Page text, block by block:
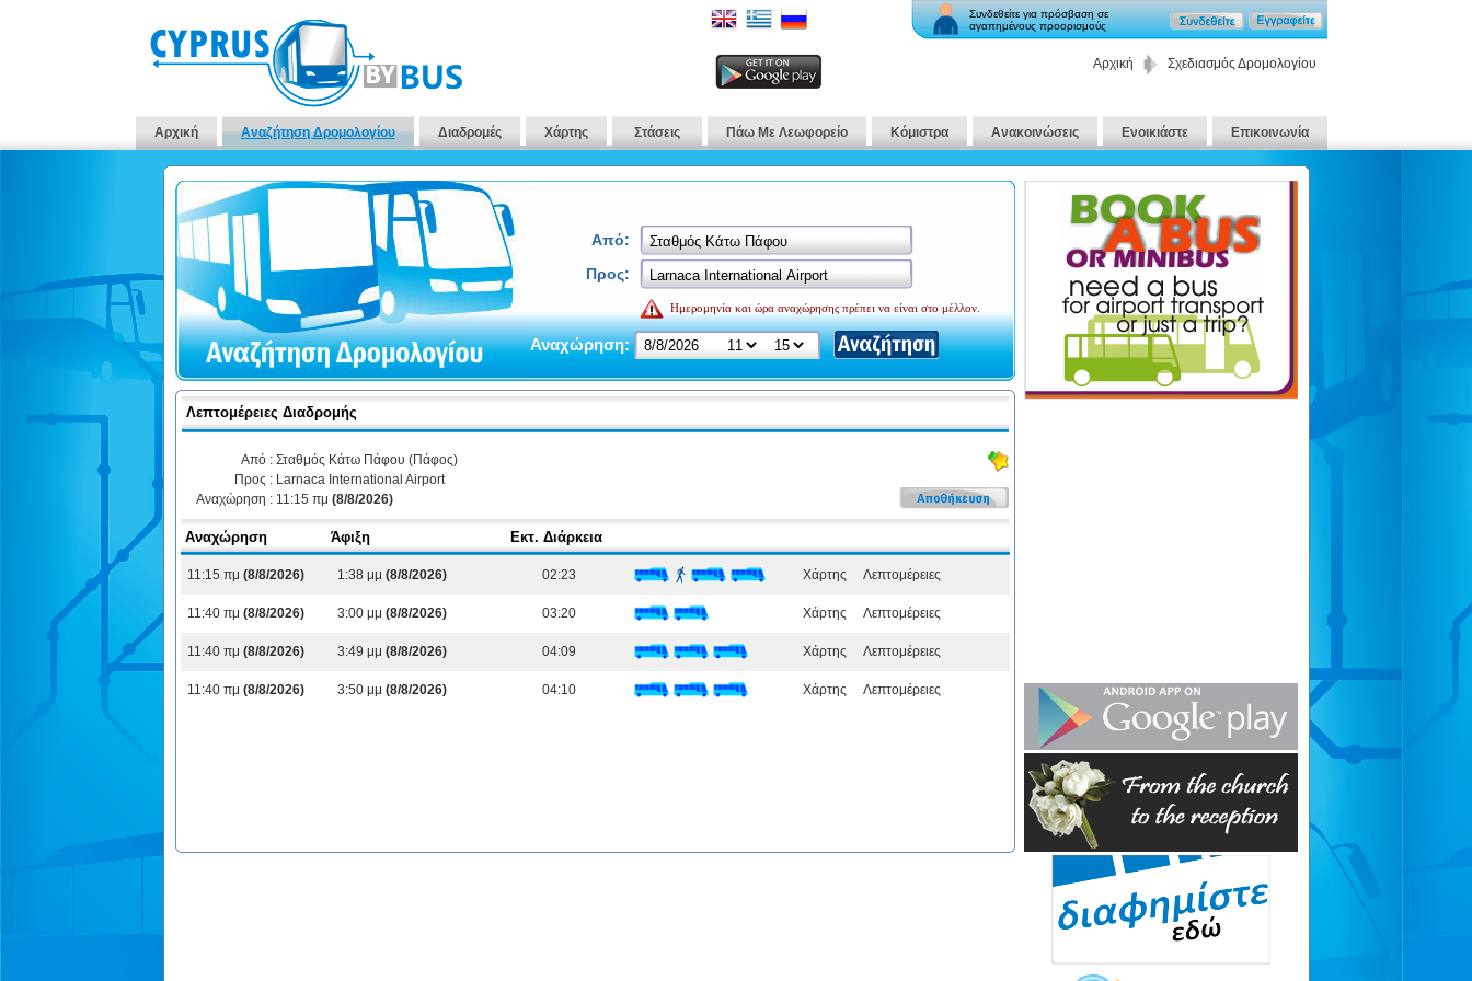
Συνδεθείτε για πρόσβαση σε
αγαπημένους προορισμούς
Αρχική Σχεδιασμός Δρομολογίου
Αρχική Αναζήτηση Δρομολογίου Διαδρομές Χάρτης Στάσεις Πάω Με Λεωφορείο Κόμιστρα Ανακοινώσεις Ενοικιάστε Επικοινωνία
Από:
Προς:
Ημερομηνία και ώρα αναχώρησης πρέπει να είναι στο μέλλον.
Αναχώρηση:
Λεπτομέρειες Διαδρομής
Από : Σταθμός Κάτω Πάφου (Πάφος)
Προς : Larnaca International Airport
Αναχώρηση : 11:15 πμ (8/8/2026)
Αναχώρηση Άφιξη Εκτ. Διάρκεια
11:15 πμ (8/8/2026) 1:38 μμ (8/8/2026) 02:23 Χάρτης Λεπτομέρειες
11:40 πμ (8/8/2026) 3:00 μμ (8/8/2026) 03:20 Χάρτης Λεπτομέρειες
11:40 πμ (8/8/2026) 3:49 μμ (8/8/2026) 04:09 Χάρτης Λεπτομέρειες
11:40 πμ (8/8/2026) 3:50 μμ (8/8/2026) 04:10 Χάρτης Λεπτομέρειες